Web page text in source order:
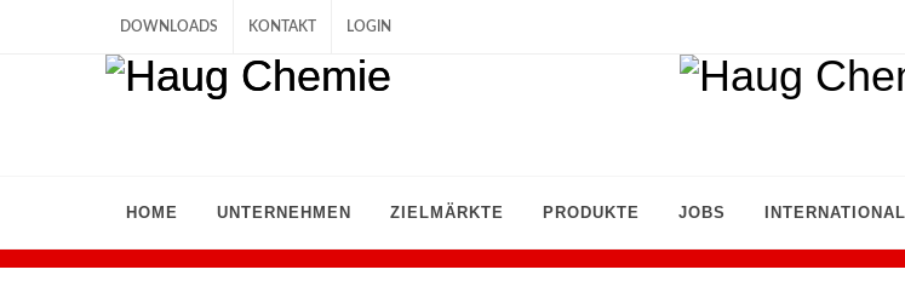
DOWNLOADS KONTAKT LOGIN
HOME UNTERNEHMEN ZIELMÄRKTE PRODUKTE JOBS INTERNATIONAL